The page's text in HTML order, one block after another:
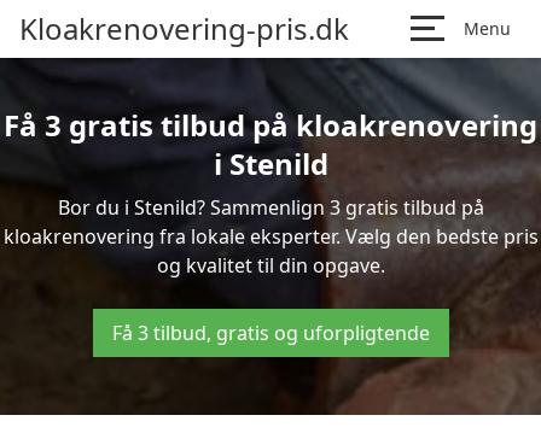
Kloakrenovering-pris.dk Menu
Få 3 gratis tilbud på kloakrenovering
i Stenild
Bor du i Stenild? Sammenlign 3 gratis tilbud på
kloakrenovering fra lokale eksperter. Vælg den bedste pris
og kvalitet til din opgave.
Få 3 tilbud, gratis og uforpligtende